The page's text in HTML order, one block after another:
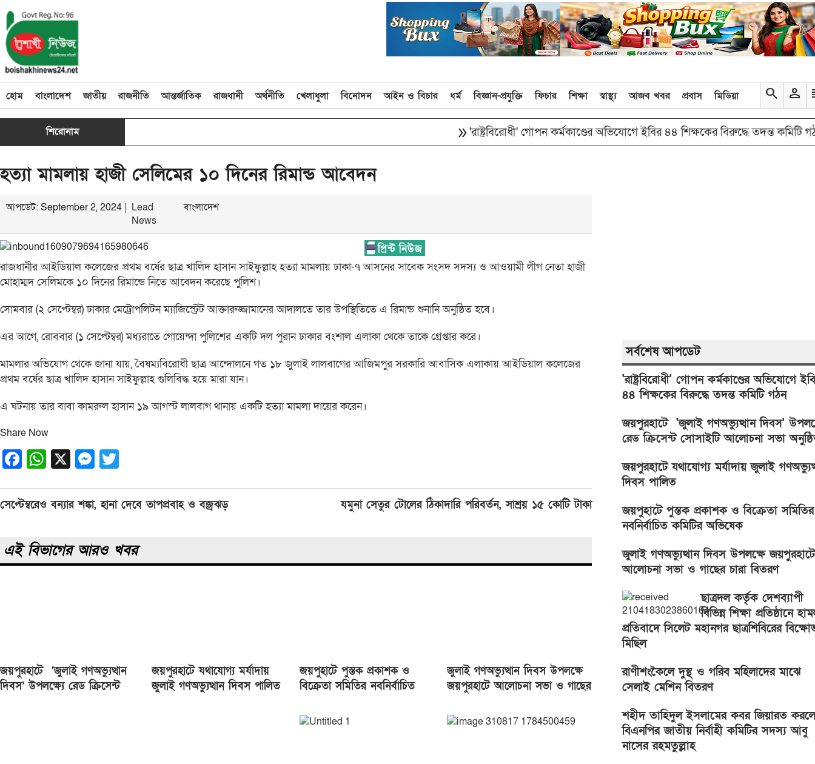
হোম বাংলাদেশ জাতীয় রাজনীতি আন্তর্জাতিক রাজধানী অর্থনীতি খেলাধুলা বিনোদন আইন ও বিচার ধর্ম বিজ্ঞান-প্রযুক্তি ফিচার শিক্ষা স্বাস্থ্য আজব খবর প্রবাস মিডিয়া search person
শিরোনাম 'রাষ্ট্রবিরোধী' গোপন কর্মকাণ্ডের অভিযোগে ইবির ৪৪ শিক্ষকের বিরুদ্ধে তদন্ত কমিটি গঠন
হত্যা মামলায় হাজী সেলিমের ১০ দিনের রিমান্ড আবেদন
আপডেট: September 2, 2024 | Lead
News
বাংলাদেশ
রাজধানীর আইডিয়াল কলেজের প্রথম বর্ষের ছাত্র খালিদ হাসান সাইফুল্লাহ হত্যা মামলায় ঢাকা-৭ আসনের সাবেক সংসদ সদস্য ও আওয়ামী লীগ নেতা হাজী
মোহাম্মদ সেলিমকে ১০ দিনের রিমান্ডে নিতে আবেদন করেছে পুলিশ।
সোমবার (২ সেপ্টেম্বর) ঢাকার মেট্রোপলিটন ম্যাজিস্ট্রেট আক্তারুজ্জামানের আদালতে তার উপস্থিতিতে এ রিমান্ড শুনানি অনুষ্ঠিত হবে।
এর আগে, রোববার (১ সেপ্টেম্বর) মধ্যরাতে গোয়েন্দা পুলিশের একটি দল পুরান ঢাকার বংশাল এলাকা থেকে তাকে গ্রেপ্তার করে।
মামলার অভিযোগ থেকে জানা যায়, বৈষম্যবিরোধী ছাত্র আন্দোলনে গত ১৮ জুলাই লালবাগের আজিমপুর সরকারি আবাসিক এলাকায় আইডিয়াল কলেজের
প্রথম বর্ষের ছাত্র খালিদ হাসান সাইফুল্লাহ গুলিবিদ্ধ হয়ে মারা যান।
এ ঘটনায় তার বাবা কামরুল হাসান ১৯ আগস্ট লালবাগ থানায় একটি হত্যা মামলা দায়ের করেন।
Share Now
Facebook
WhatsApp
X Messenger
Post
সেপ্টেম্বরেও বন্যার শঙ্কা, হানা দেবে তাপপ্রবাহ ও বজ্রঝড় যমুনা সেতুর টোলের ঠিকাদারি পরিবর্তন, সাশ্রয় ১৫ কোটি টাকা
এই বিভাগের আরও খবর
জয়পুরহাটে ‘জুলাই গণঅভ্যুত্থান
দিবস’ উপলক্ষ্যে রেড ক্রিসেন্ট
জয়পুরহাটে যথাযোগ্য মর্যাদায়
জুলাই গণঅভ্যুত্থান দিবস পালিত
জয়পুহাটে পুস্তক প্রকাশক ও
বিক্রেতা সমিতির নবনির্বাচিত
জুলাই গণঅভ্যুত্থান দিবস উপলক্ষে
জয়পুরহাটে আলোচনা সভা ও গাছের
সর্বশেষ আপডেট
'রাষ্ট্রবিরোধী' গোপন কর্মকাণ্ডের অভিযোগে
৪৪ শিক্ষকের বিরুদ্ধে তদন্ত কমিটি গঠন
জয়পুরহাটে 'জুলাই গণঅভ্যুত্থান দিবস'
রেড ক্রিসেন্ট সোসাইটি আলোচনা সভা
জয়পুরহাটে যথাযোগ্য মর্যাদায় জুলাই
দিবস পালিত
জয়পুহাটে পুস্তক প্রকাশক ও বিক্রেতা সমিতির
নবনির্বাচিত কমিটির অভিষেক
জুলাই গণঅভ্যুত্থান দিবস উপলক্ষে জয়পুরহাটে
আলোচনা সভা ও গাছের চারা বিতরণ
ছাত্রদল কর্তৃক দেশব্যাপী
বিভিন্ন শিক্ষা প্রতিষ্ঠানে
প্রতিবাদে সিলেট মহানগর ছাত্রশিবিরের
মিছিল
রাণীশংকৈলে দুস্থ ও গরিব মহিলাদের মাঝে
সেলাই মেশিন বিতরণ
শহীদ তাহিদুল ইসলামের কবর জিয়ারত
বিএনপির জাতীয় নির্বাহী কমিটির সদস্য আবু
নাসের রহমতুল্লাহ